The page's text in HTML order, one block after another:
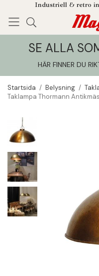
Industriell & retro
Enjoy! Tillagt
SE ALLA
HÄR FINNER DU
Startsida / Belysning /
Taklampa Thormann